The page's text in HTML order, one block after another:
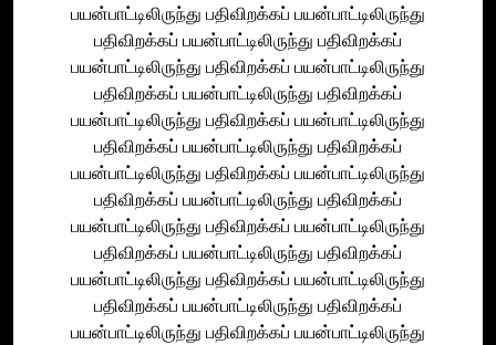
பயன்பாட்டிலிருந்து பதிவிறக்கப் பயன்பாட்டிலிருந்து
பதிவிறக்கப் பயன்பாட்டிலிருந்து பதிவிறக்கப்
பயன்பாட்டிலிருந்து பதிவிறக்கப் பயன்பாட்டிலிருந்து
பதிவிறக்கப் பயன்பாட்டிலிருந்து பதிவிறக்கப்
பயன்பாட்டிலிருந்து பதிவிறக்கப் பயன்பாட்டிலிருந்து
பதிவிறக்கப் பயன்பாட்டிலிருந்து பதிவிறக்கப்
பயன்பாட்டிலிருந்து பதிவிறக்கப் பயன்பாட்டிலிருந்து
பதிவிறக்கப் பயன்பாட்டிலிருந்து பதிவிறக்கப்
பயன்பாட்டிலிருந்து பதிவிறக்கப் பயன்பாட்டிலிருந்து
பதிவிறக்கப் பயன்பாட்டிலிருந்து பதிவிறக்கப்
பயன்பாட்டிலிருந்து பதிவிறக்கப் பயன்பாட்டிலிருந்து
பதிவிறக்கப் பயன்பாட்டிலிருந்து பதிவிறக்கப்
பயன்பாட்டிலிருந்து பதிவிறக்கப் பயன்பாட்டிலிருந்து